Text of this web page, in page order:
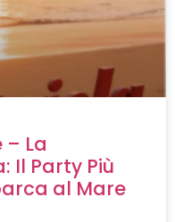
La
Il Party Più
al Mare